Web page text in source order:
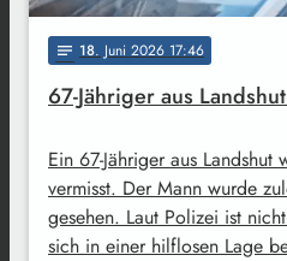
notes 18. Juni 2026 17:46
67-Jähriger aus
Ein 67-Jähriger aus
vermisst. Der Mann wurde
gesehen. Laut Polizei ist
sich in einer hilflosen Lage